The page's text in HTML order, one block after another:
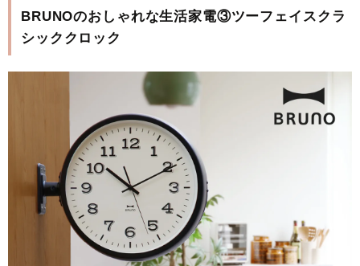
BRUNOのおしゃれな生活家電③ツーフェイスクラ
シッククロック